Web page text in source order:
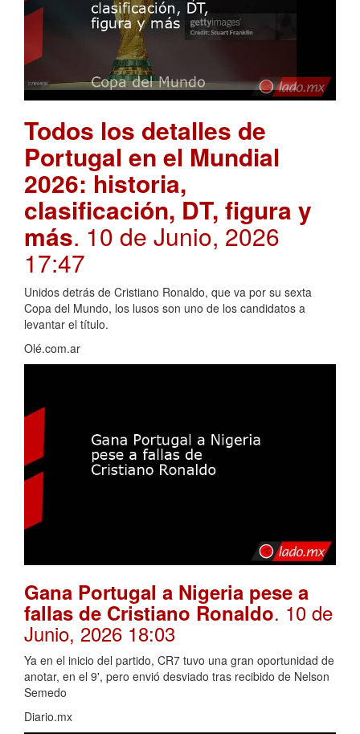
Todos los detalles de
Portugal en el Mundial
2026: historia,
clasificación, DT, figura y
más. 10 de Junio, 2026
17:47
Unidos detrás de Cristiano Ronaldo, que va por su sexta
Copa del Mundo, los lusos son uno de los candidatos a
levantar el título.
Olé.com.ar
Gana Portugal a Nigeria pese a
fallas de Cristiano Ronaldo. 10 de
Junio, 2026 18:03
Ya en el inicio del partido, CR7 tuvo una gran oportunidad de
anotar, en el 9', pero envió desviado tras recibido de Nelson
Semedo
Diario.mx